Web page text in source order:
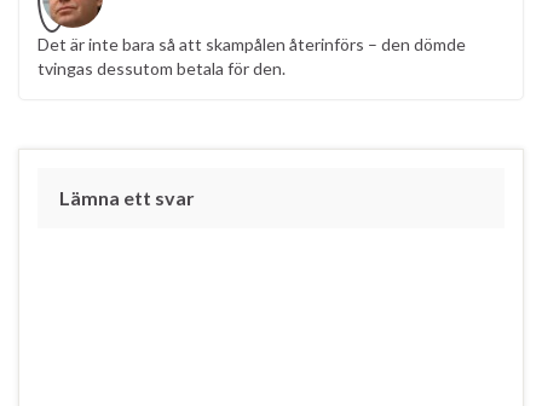
Det är inte bara så att skampålen återinförs – den dömde
tvingas dessutom betala för den.
Lämna ett svar